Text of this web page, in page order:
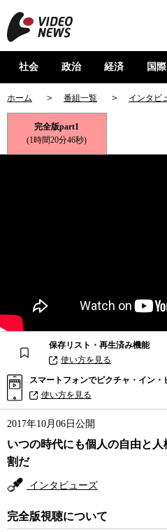
社会 政治 経済 国際
ホーム 番組一覧 インタビ
完全版part1
(1時間20分46秒)
保存リスト・再生済み機能
使い方を見る
スマートフォンでピクチャ・イン・
使い方を見る
2017年10月06日公開
いつの時代にも個人の自由と
割だ
インタビューズ
完全版視聴について